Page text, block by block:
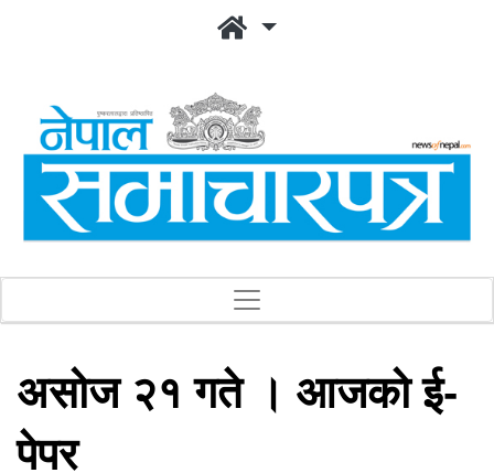
असोज २१ गते । आजको ई-
पेपर